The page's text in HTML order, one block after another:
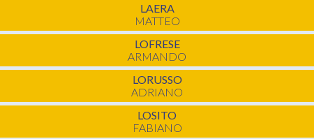
LAERA
MATTEO
LOFRESE
ARMANDO
LORUSSO
ADRIANO
LOSITO
FABIANO